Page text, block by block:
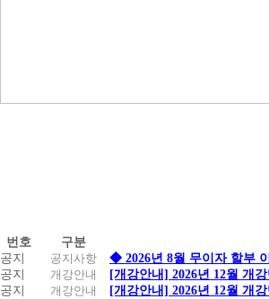
지
사
항
번호
구분
공지
공지사항
◆ 2026년 8월 무이자 할부
공지
개강안내
[개강안내] 2026년 12월 개
공지
개강안내
[개강안내] 2026년 12월 개